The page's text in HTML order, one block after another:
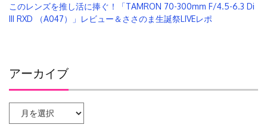
このレンズを推し活に捧ぐ！「TAMRON 70-300mm F/4.5-6.3 Di
III RXD （A047）」レビュー＆ささのま生誕祭LIVEレポ
アーカイブ